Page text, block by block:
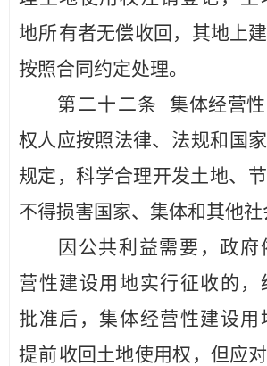
地所有者无偿收回，其地上
按照合同约定处理。
第二十二条
集体经营
权人应按照法律、 法规和国
规定，科学合理开发土地、节
不得损害国家、 集体和其他社
因公共利益需要，政府
营性建设用地实行征收的，
批准后，集体经营性建设用
提前收回土地使用权，但应